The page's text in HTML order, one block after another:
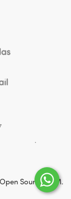
.
Open Source CRM.